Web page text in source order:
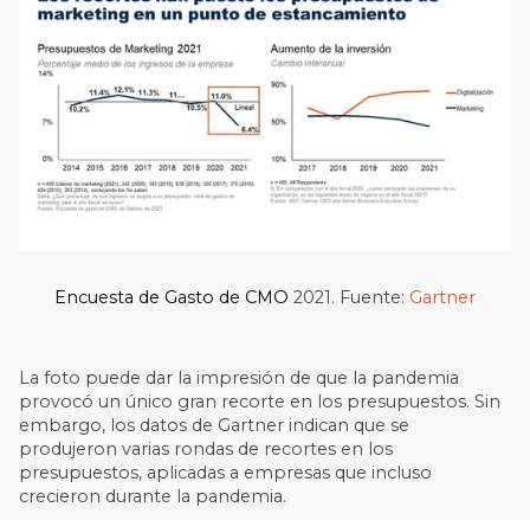
Encuesta de Gasto de CMO 2021. Fuente: Gartner
La foto puede dar la impresión de que la pandemia
provocó un único gran recorte en los presupuestos. Sin
embargo, los datos de Gartner indican que se
produjeron varias rondas de recortes en los
presupuestos, aplicadas a empresas que incluso
crecieron durante la pandemia.